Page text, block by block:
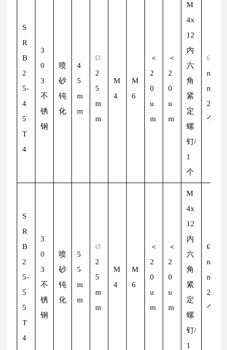
S
R
B
2
5-
4
5
T
4
3
0
3
不
锈
钢
喷
砂
钝
化
4
5
m
m
Ø
2
5
m
m
M
4
M
6
＜
2
0
u
m
＜
2
0
u
m
M
4x
12
内
六
角
紧
定
螺
钉/
1
个
Ø
m
m/
2
个
S
R
B
2
5-
5
5
T
4
3
0
3
不
锈
钢
喷
砂
钝
化
5
5
m
m
Ø
2
5
m
m
M
4
M
6
＜
2
0
u
m
＜
2
0
u
m
M
4x
12
内
六
角
紧
定
螺
钉/
1
Ø
m
m/
2
个